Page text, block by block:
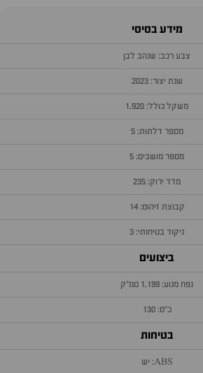
מידע בסיסי
צבע רכב: שנהב לבן
שנת יצור: 2023
משקל כולל: 1,920
מספר דלתות: 5
מספר מושבים: 5
מדד ירוק: 235
קבוצת זיהום: 14
ניקוד בטיחותי: 3
ביצועים
נפח מנוע: 1,199 סמ״ק
כ״ס: 130
בטיחות
ABS: יש